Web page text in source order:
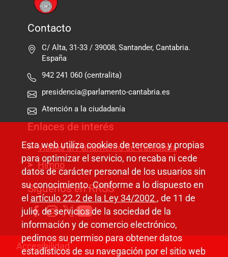
Contacto
C/ Alta, 31-33 / 39008, Santander, Cantabria.
España
942 241 060 (centralita)
presidencia@parlamento-cantabria.es
Atención a la ciudadanía
Enlaces de interés
Visitas al Parlamento de Cantabria
Himno
Síguenos en RRSS
Pie de página
Accesibilidad
Esta web utiliza cookies de terceros y propias
para optimizar el servicio, no recaba ni cede
datos de carácter personal de los usuarios sin
su conocimiento. Conforme a lo dispuesto en
el artículo 22.2 de la Ley 34/2002 , de 11 de
julio, de servicios de la sociedad de la
información y de comercio electrónico,
pedimos su permiso para obtener datos
estadísticos de su navegación por el sitio web